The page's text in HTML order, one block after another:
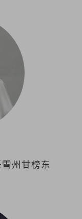
州甘榜东